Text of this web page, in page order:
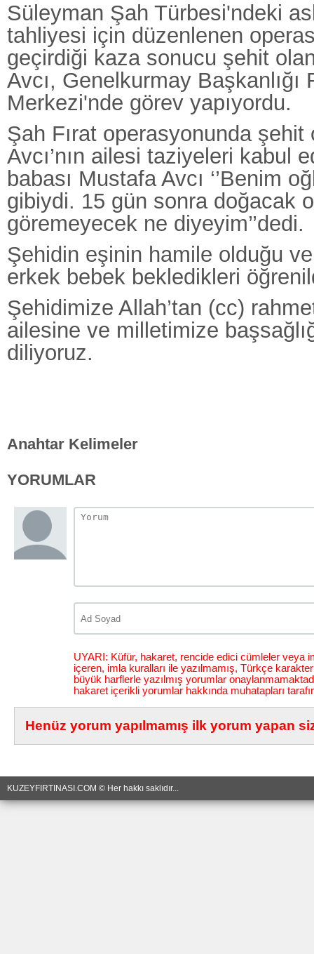
Süleyman Şah Türbesi'ndeki
tahliyesi için düzenlenen
geçirdiği kaza sonucu şehit
Avcı, Genelkurmay Başkanlığı
Merkezi'nde görev yapıyordu.
Şah Fırat operasyonunda şehit
Avcı’nın ailesi taziyeleri kabul
babası Mustafa Avcı ‘’Benim
gibiydi. 15 gün sonra doğacak
göremeyecek ne diyeyim’’dedi.
Şehidin eşinin hamile olduğu
erkek bebek bekledikleri
Şehidimize Allah’tan (cc)
ailesine ve milletimize
diliyoruz.
Anahtar Kelimeler
YORUMLAR
UYARI: Küfür, hakaret, rencide edici cümleler veya
içeren, imla kuralları ile yazılmamış, Türkçe
büyük harflerle yazılmış yorumlar
hakaret içerikli yorumlar hakkında muhatapları
Henüz yorum yapılmamış ilk yorum yapan
KUZEYFIRTINASI.COM © Her hakkı saklıdır...